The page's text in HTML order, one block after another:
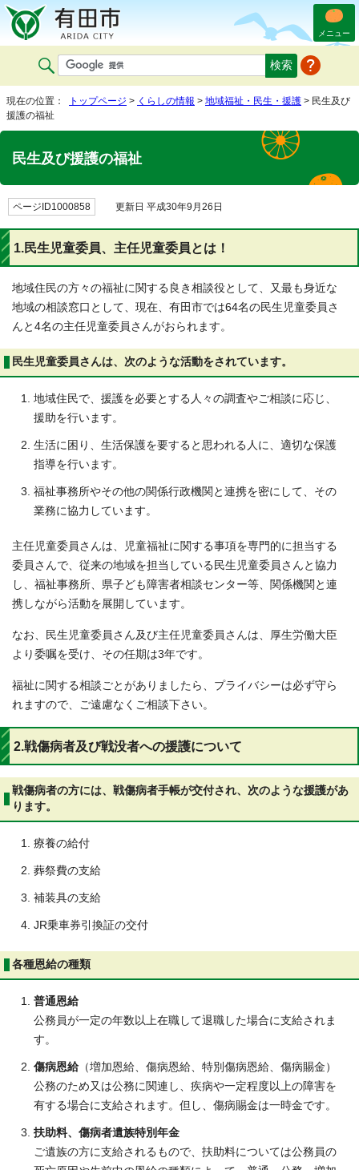
メニュー
現在の位置： トップページ > くらしの情報 > 地域福祉・民生・援護 > 民生及び
援護の福祉
民生及び援護の福祉
ページID1000858 更新日 平成30年9月26日
1.民生児童委員、主任児童委員とは！
地域住民の方々の福祉に関する良き相談役として、又最も身近な
地域の相談窓口として、現在、有田市では64名の民生児童委員さ
んと4名の主任児童委員さんがおられます。
民生児童委員さんは、次のような活動をされています。
地域住民で、援護を必要とする人々の調査やご相談に応じ、
援助を行います。
生活に困り、生活保護を要すると思われる人に、適切な保護
指導を行います。
福祉事務所やその他の関係行政機関と連携を密にして、その
業務に協力しています。
主任児童委員さんは、児童福祉に関する事項を専門的に担当する
委員さんで、従来の地域を担当している民生児童委員さんと協力
し、福祉事務所、県子ども障害者相談センター等、関係機関と連
携しながら活動を展開しています。
なお、民生児童委員さん及び主任児童委員さんは、厚生労働大臣
より委嘱を受け、その任期は3年です。
福祉に関する相談ごとがありましたら、プライバシーは必ず守ら
れますので、ご遠慮なくご相談下さい。
2.戦傷病者及び戦没者への援護について
戦傷病者の方には、戦傷病者手帳が交付され、次のような援護があ
ります。
療養の給付
葬祭費の支給
補装具の支給
JR乗車券引換証の交付
各種恩給の種類
普通恩給
公務員が一定の年数以上在職して退職した場合に支給されま
す。
傷病恩給（増加恩給、傷病恩給、特別傷病恩給、傷病賜金）
公務のため又は公務に関連し、疾病や一定程度以上の障害を
有する場合に支給されます。但し、傷病賜金は一時金です。
扶助料、傷病者遺族特別年金
ご遺族の方に支給されるもので、扶助料については公務員の